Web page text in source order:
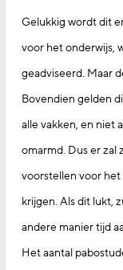
Gelukkig wordt dit
voor het onderwijs,
geadviseerd. Maar
Bovendien gelden
alle vakken, en niet
omarmd. Dus er
voorstellen voor
krijgen. Als dit lukt,
andere manier tijd
Het aantal